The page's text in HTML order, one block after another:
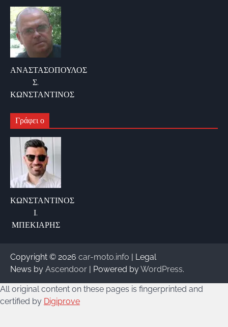
ΑΝΑΣΤΑΣΟΠΟΥΛΟΣ
Σ.
ΚΩΝΣΤΑΝΤΙΝΟΣ
Γράφει ο
ΚΩΝΣΤΑΝΤΙΝΟΣ
Ι.
ΜΠΕΚΙΑΡΗΣ
Copyright © 2026 car-moto.info | Legal
News by Ascendoor | Powered byWordPress.
All original content on these pages is fingerprinted and
certified by Digiprove